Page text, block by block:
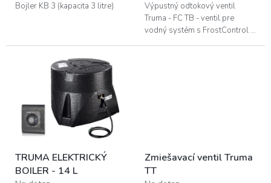
Bojler KB 3 (kapacita 3 litre)
Výpustný odtokový ventil
Truma - FC TB - ventil pre
vodný systém s FrostControl ...
TRUMA ELEKTRICKÝ
BOILER - 14 L
Zmiešavací ventil Truma
TT